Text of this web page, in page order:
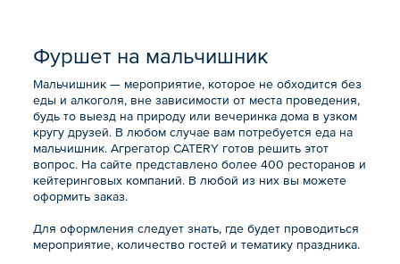
Фуршет на мальчишник
Мальчишник — мероприятие, которое не обходится без
еды и алкоголя, вне зависимости от места проведения,
будь то выезд на природу или вечеринка дома в узком
кругу друзей. В любом случае вам потребуется еда на
мальчишник. Агрегатор CATERY готов решить этот
вопрос. На сайте представлено более 400 ресторанов и
кейтеринговых компаний. В любой из них вы можете
оформить заказ.
Для оформления следует знать, где будет проводиться
мероприятие, количество гостей и тематику праздника.